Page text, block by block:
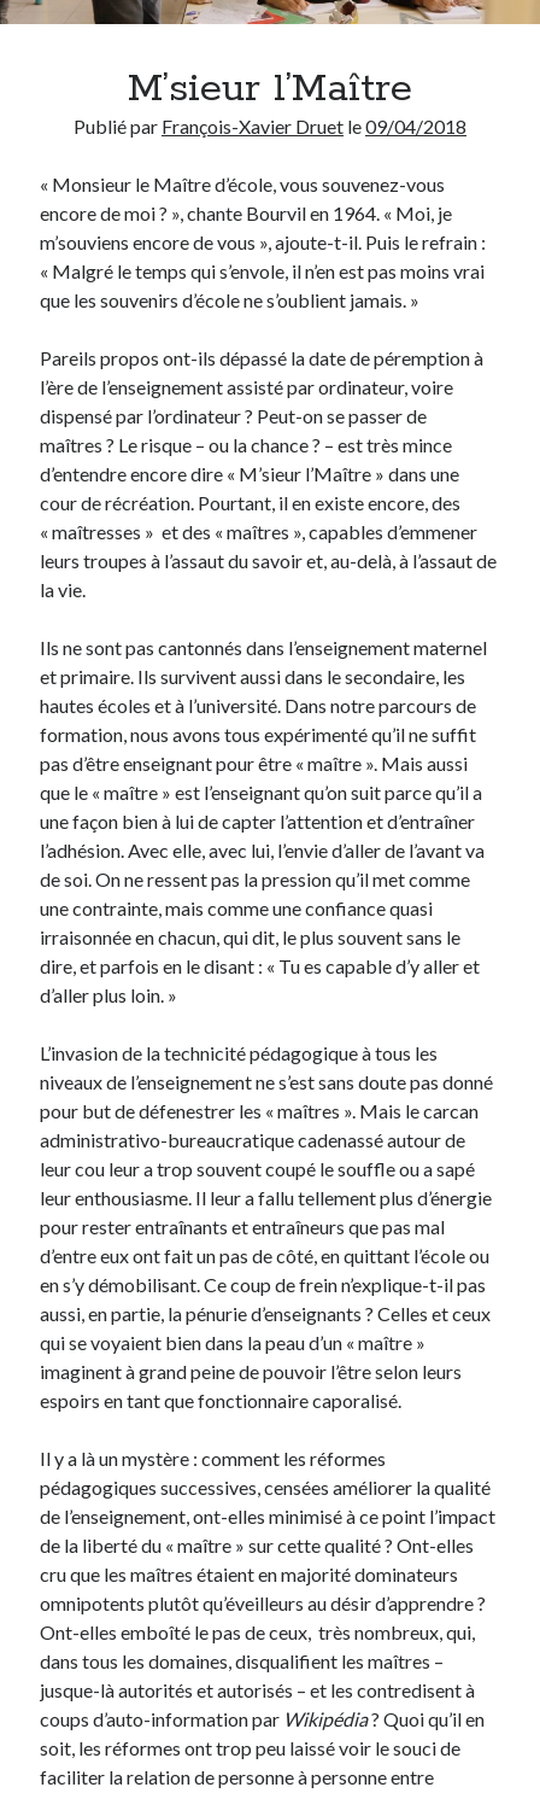
Thèmes
Covid-19
Démocratie(75)
Enseignement
(69)
Ethique
Etymologie
Histoire
(18)
Humour
(40)
Inédit
(14)
Internet
(28)
Langue française
(26)
Langues anciennes(22)
Médias
Poésie
Politique
(95)
Société
(196)
Spiritualité
Uncategorized
Commentaires récents
M’sieur l’Maître
Publié par François-Xavier Druet le09/04/2018
« Monsieur le Maître d’école, vous souvenez-vous
encore de moi ? », chante Bourvil en 1964. « Moi, je
m’souviens encore de vous », ajoute-t-il. Puis le refrain :
« Malgré le temps qui s’envole, il n’en est pas moins vrai
que les souvenirs d’école ne s’oublient jamais. »
Pareils propos ont-ils dépassé la date de péremption à
l’ère de l’enseignement assisté par ordinateur, voire
dispensé par l’ordinateur ? Peut-on se passer de
maîtres ? Le risque – ou la chance ? – est très mince
d’entendre encore dire « M’sieur l’Maître » dans une
cour de récréation. Pourtant, il en existe encore, des
« maîtresses » et des « maîtres », capables d’emmener
leurs troupes à l’assaut du savoir et, au-delà, à l’assaut de
la vie.
Ils ne sont pas cantonnés dans l’enseignement maternel
et primaire. Ils survivent aussi dans le secondaire, les
hautes écoles et à l’université. Dans notre parcours de
formation, nous avons tous expérimenté qu’il ne suffit
pas d’être enseignant pour être « maître ». Mais aussi
que le « maître » est l’enseignant qu’on suit parce qu’il a
une façon bien à lui de capter l’attention et d’entraîner
l’adhésion. Avec elle, avec lui, l’envie d’aller de l’avant va
de soi. On ne ressent pas la pression qu’il met comme
une contrainte, mais comme une confiance quasi
irraisonnée en chacun, qui dit, le plus souvent sans le
dire, et parfois en le disant : « Tu es capable d’y aller et
d’aller plus loin. »
L’invasion de la technicité pédagogique à tous les
niveaux de l’enseignement ne s’est sans doute pas donné
pour but de défenestrer les « maîtres ». Mais le carcan
administrativo-bureaucratique cadenassé autour de
leur cou leur a trop souvent coupé le souffle ou a sapé
leur enthousiasme. Il leur a fallu tellement plus d’énergie
pour rester entraînants et entraîneurs que pas mal
d’entre eux ont fait un pas de côté, en quittant l’école ou
en s’y démobilisant. Ce coup de frein n’explique-t-il pas
aussi, en partie, la pénurie d’enseignants ? Celles et ceux
qui se voyaient bien dans la peau d’un « maître »
imaginent à grand peine de pouvoir l’être selon leurs
espoirs en tant que fonctionnaire caporalisé.
Il y a là un mystère : comment les réformes
pédagogiques successives, censées améliorer la qualité
de l’enseignement, ont-elles minimisé à ce point l’impact
de la liberté du « maître » sur cette qualité ? Ont-elles
cru que les maîtres étaient en majorité dominateurs
omnipotents plutôt qu’éveilleurs au désir d’apprendre ?
Ont-elles emboîté le pas de ceux, très nombreux, qui,
dans tous les domaines, disqualifient les maîtres –
jusque-là autorités et autorisés – et les contredisent à
coups d’auto-information par Wikipédia? Quoi qu’il en
soit, les réformes ont trop peu laissé voir le souci de
faciliter la relation de personne à personne entre